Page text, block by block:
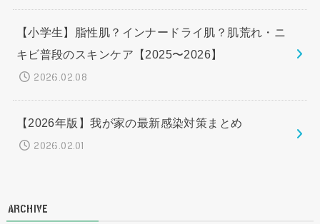
【小学生】脂性肌？インナードライ肌？肌荒れ・ニ
キビ普段のスキンケア【2025〜2026】
2026.02.08
【2026年版】我が家の最新感染対策まとめ
2026.02.01
ARCHIVE